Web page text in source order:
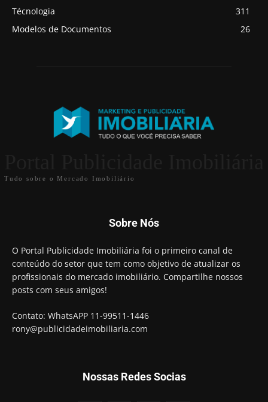
Técnologia
311
Modelos de Documentos
26
Tudo sobre o Mercado Imobiliário
Sobre Nós
O Portal Publicidade Imobiliária foi o primeiro canal de
conteúdo do setor que tem como objetivo de atualizar os
profissionais do mercado imobiliário. Compartilhe nossos
posts com seus amigos!
Contato: WhatsAPP 11-99511-1446
rony@publicidadeimobiliaria.com
Nossas Redes Socias